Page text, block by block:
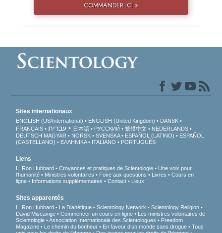
COMMANDER ICI »
Sites internationaux
ENGLISH (US/International) ENGLISH (United Kingdom)
DANSK
FRANÇAIS
עברית 日本語 РУССКИЙ 繁體中文
NEDERLANDS
DEUTSCH MAGYAR NORSK SVENSKA ESPAÑOL (LATINO)
ESPAÑOL
(CASTELLANO)
ΕΛΛΗΝΙΚA ITALIANO PORTUGUÊS
Liens
L. Ron Hubbard Croyances et pratiques de Scientologie
Une voix pour
l’humanité
Ministres volontaires Foire aux questions Livres
Cours en
ligne
Informations supplémentaires Contact Lieux
Sites apparentés
L. Ron Hubbard La Dianétique Scientology Network
Scientology Religion
David Miscavige
Commencer un cours en ligne
Les ministres volontaires de
Scientologie
Association Internationale des Scientologues
Freedom
Magazine
Le chemin du bonheur En faveur d’un monde sans drogue
Tous